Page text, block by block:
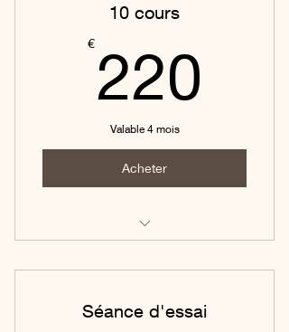
10 cours
€ 220
Valable 4 mois
Acheter
Séance d'essai